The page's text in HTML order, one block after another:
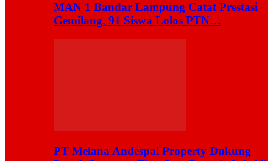
MAN 1 Bandar Lampung Catat Prestasi
Gemilang, 91 Siswa Lolos PTN…
PT Melana Andespal Property Dukung